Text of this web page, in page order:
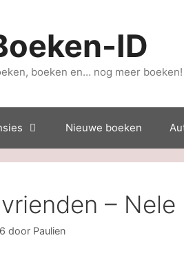
ID
boeken en… nog meer boeken!
Nieuwe boeken
– Nele
door Paulien